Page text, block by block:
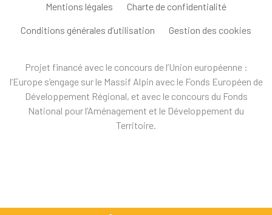
Mentions légales Charte de confidentialité
Conditions générales d’utilisation Gestion des cookies
Projet financé avec le concours de l’Union européenne :
l’Europe s’engage sur le Massif Alpin avec le Fonds Européen de
Développement Régional, et avec le concours du Fonds
National pour l’Aménagement et le Développement du
Territoire.